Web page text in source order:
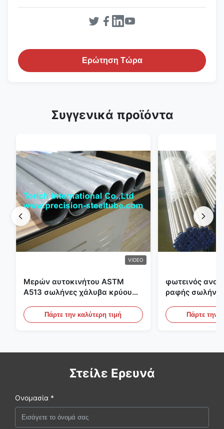
Ερώτηση Τώρα
Συγγενικά προϊόντα
VIDEO
Μερών αυτοκινήτου ASTM
A513 σωλήνες χάλυβα κρύου
την παραγωγή DOM
Πάρτε την καλύτερη τιμή
φωτεινός
ραφής
υδραυλικά
Πάρτε την
Στείλε Ερευνά
Ονομασία *